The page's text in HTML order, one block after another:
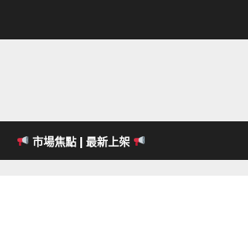
市場焦點 | 最新上架